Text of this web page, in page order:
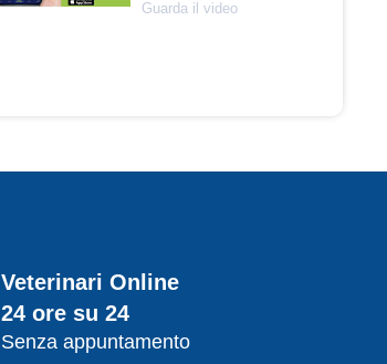
Guarda il video
Leishmaniosi
Veterinari Online
24 ore su 24
Senza appuntamento